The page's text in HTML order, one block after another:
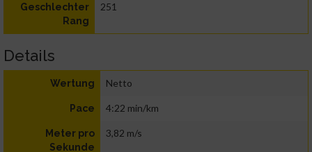
Geschlechter
Rang
251
Details
Wertung Netto
Pace 4:22 min/km
Meter pro
Sekunde
3,82 m/s